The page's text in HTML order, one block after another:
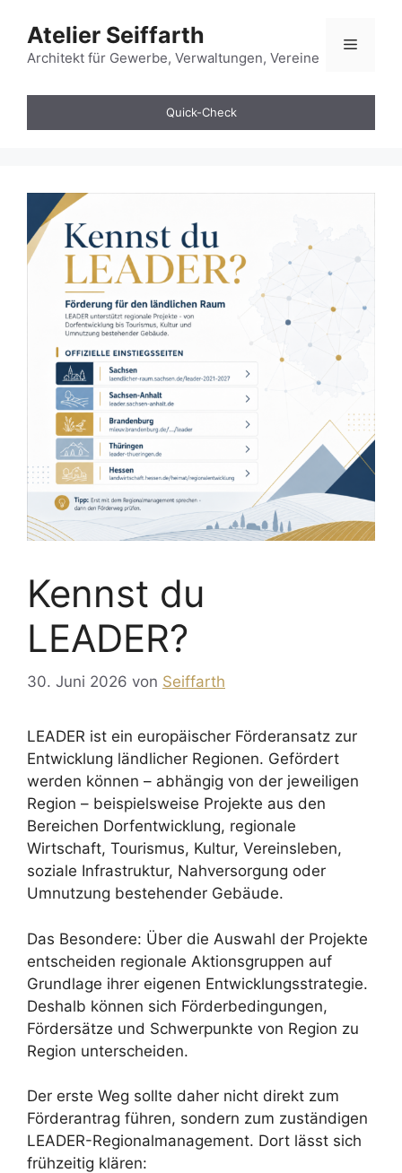
Inhalt
springen
Atelier Seiffarth
Architekt für Gewerbe, Verwaltungen, Vereine
Menü
Quick-Check
Kennst du
LEADER?
30. Juni 2026 von Seiffarth
LEADER ist ein europäischer Förderansatz zur
Entwicklung ländlicher Regionen. Gefördert
werden können – abhängig von der jeweiligen
Region – beispielsweise Projekte aus den
Bereichen Dorfentwicklung, regionale
Wirtschaft, Tourismus, Kultur, Vereinsleben,
soziale Infrastruktur, Nahversorgung oder
Umnutzung bestehender Gebäude.
Das Besondere: Über die Auswahl der Projekte
entscheiden regionale Aktionsgruppen auf
Grundlage ihrer eigenen Entwicklungsstrategie.
Deshalb können sich Förderbedingungen,
Fördersätze und Schwerpunkte von Region zu
Region unterscheiden.
Der erste Weg sollte daher nicht direkt zum
Förderantrag führen, sondern zum zuständigen
LEADER-Regionalmanagement. Dort lässt sich
frühzeitig klären: